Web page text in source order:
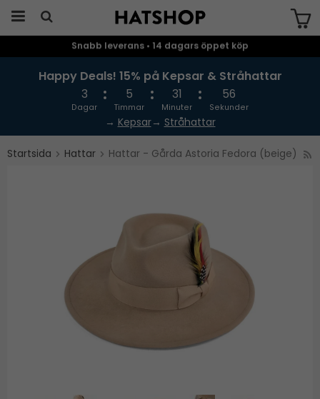
Snabb leverans • 14 dagars öppet köp
Happy Deals! 15% på Kepsar & Stråhattar
3
Dagar
5
Timmar
31
Minuter
55
Sekunder
→ Kepsar→ Stråhattar
Startsida Hattar Hattar - Gårda Astoria Fedora (beige)